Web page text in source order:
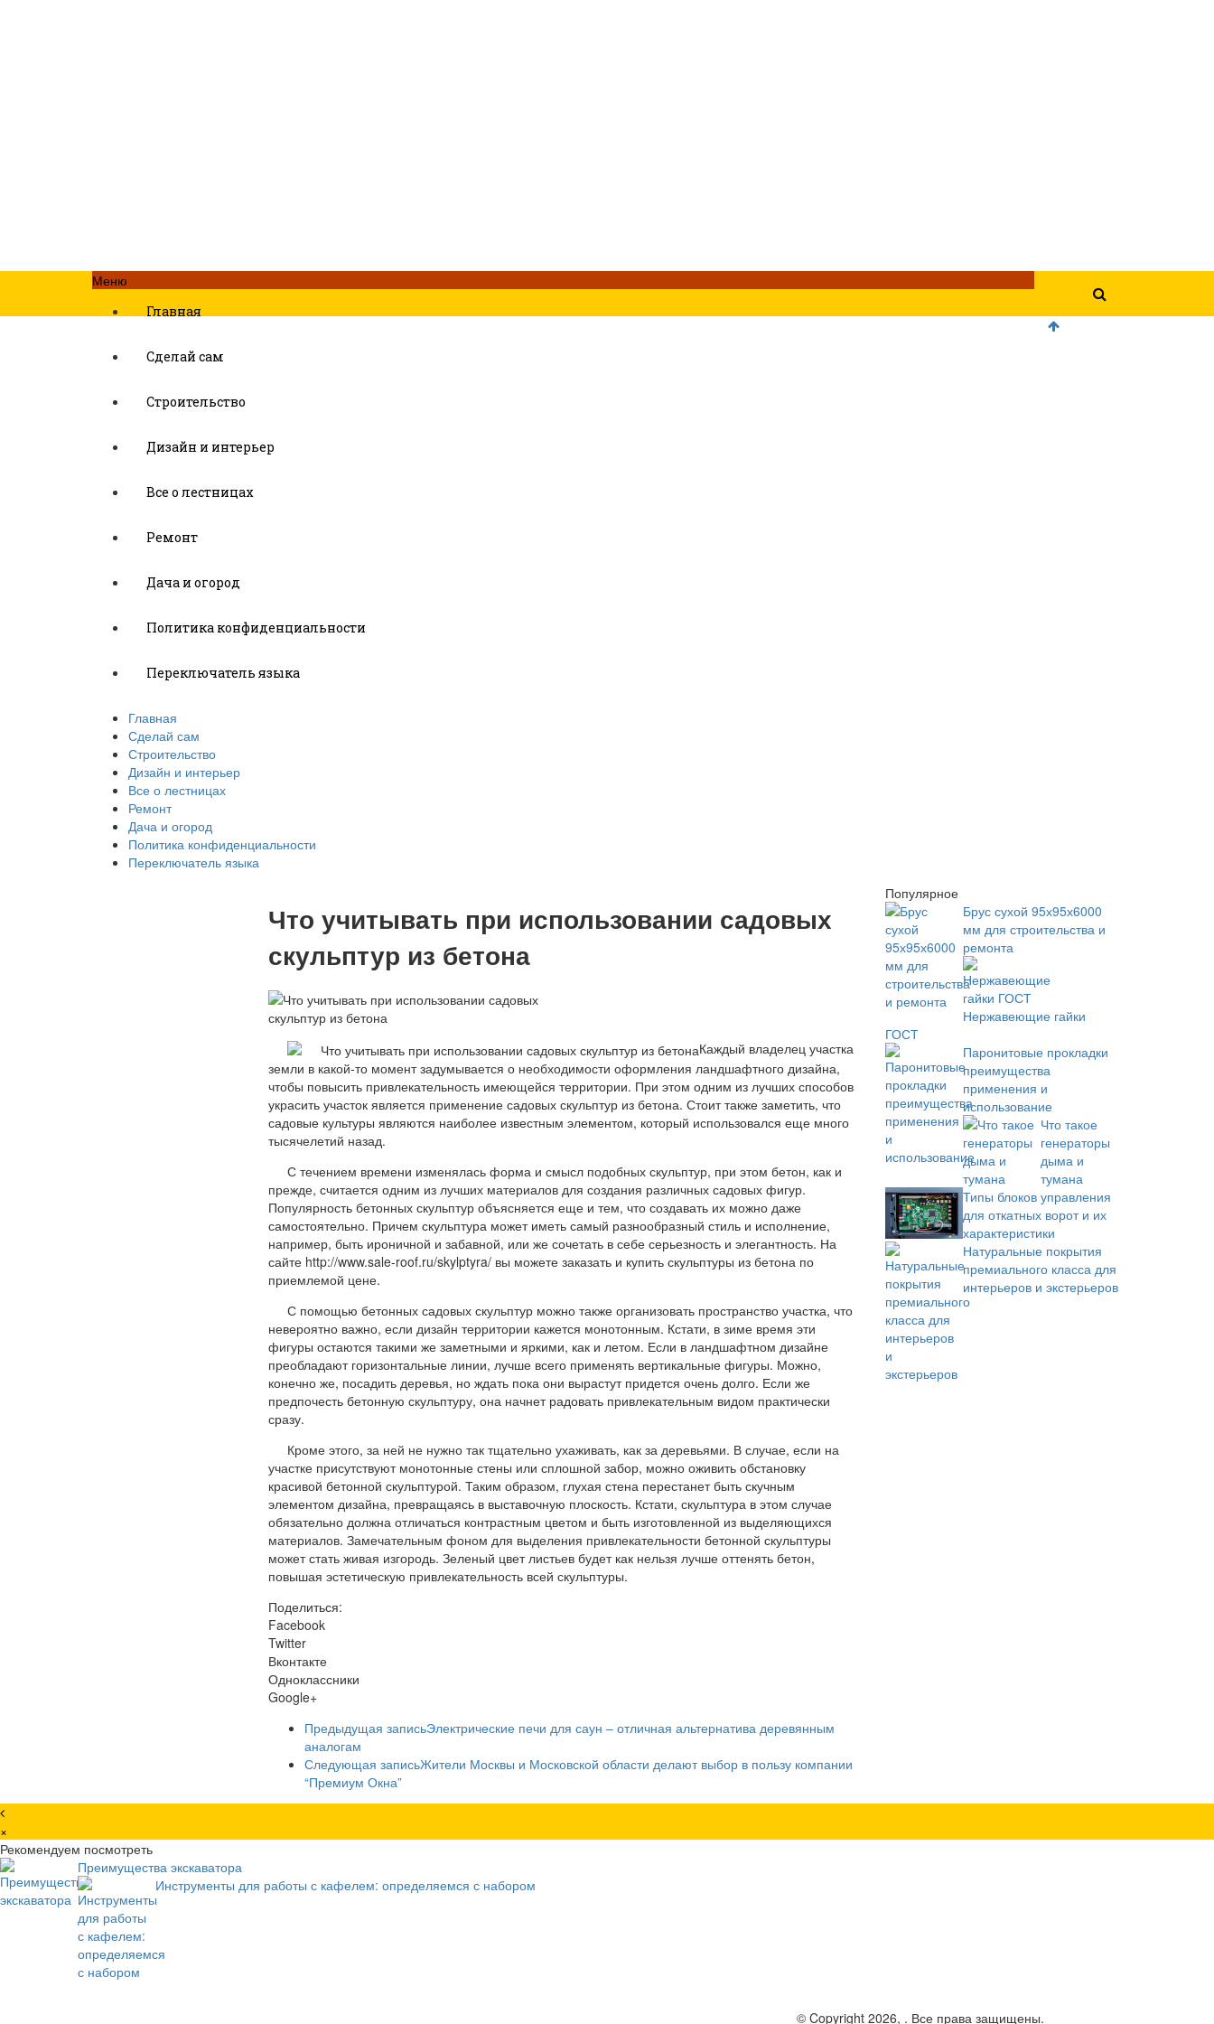
Меню
Главная
Сделай сам
Строительство
Дизайн и интерьер
Все о лестницах
Ремонт
Дача и огород
Политика конфиденциальности
Переключатель языка
Главная
Сделай сам
Строительство
Дизайн и интерьер
Все о лестницах
Ремонт
Дача и огород
Политика конфиденциальности
Переключатель языка
Что учитывать при использовании садовых
скульптур из бетона
Каждый владелец участка
земли в какой-то момент задумывается о необходимости оформления ландшафтного дизайна,
чтобы повысить привлекательность имеющейся территории. При этом одним из лучших способов
украсить участок является применение садовых скульптур из бетона. Стоит также заметить, что
садовые культуры являются наиболее известным элементом, который использовался еще много
тысячелетий назад.
С течением времени изменялась форма и смысл подобных скульптур, при этом бетон, как и
прежде, считается одним из лучших материалов для создания различных садовых фигур.
Популярность бетонных скульптур объясняется еще и тем, что создавать их можно даже
самостоятельно. Причем скульптура может иметь самый разнообразный стиль и исполнение,
например, быть ироничной и забавной, или же сочетать в себе серьезность и элегантность. На
сайте http://www.sale-roof.ru/skylptyra/ вы можете заказать и купить скульптуры из бетона по
приемлемой цене.
С помощью бетонных садовых скульптур можно также организовать пространство участка, что
невероятно важно, если дизайн территории кажется монотонным. Кстати, в зиме время эти
фигуры остаются такими же заметными и яркими, как и летом. Если в ландшафтном дизайне
преобладают горизонтальные линии, лучше всего применять вертикальные фигуры. Можно,
конечно же, посадить деревья, но ждать пока они вырастут придется очень долго. Если же
предпочесть бетонную скульптуру, она начнет радовать привлекательным видом практически
сразу.
Кроме этого, за ней не нужно так тщательно ухаживать, как за деревьями. В случае, если на
участке присутствуют монотонные стены или сплошной забор, можно оживить обстановку
красивой бетонной скульптурой. Таким образом, глухая стена перестанет быть скучным
элементом дизайна, превращаясь в выставочную плоскость. Кстати, скульптура в этом случае
обязательно должна отличаться контрастным цветом и быть изготовленной из выделяющихся
материалов. Замечательным фоном для выделения привлекательности бетонной скульптуры
может стать живая изгородь. Зеленый цвет листьев будет как нельзя лучше оттенять бетон,
повышая эстетическую привлекательность всей скульптуры.
Поделиться:
Facebook
Twitter
Вконтакте
Одноклассники
Google+
Предыдущая записьЭлектрические печи для саун – отличная альтернатива деревянным
аналогам
Следующая записьЖители Москвы и Московской области делают выбор в пользу компании
“Премиум Окна”
Популярное
Брус сухой 95х95х6000
мм для строительства и
ремонта
Нержавеющие гайки
ГОСТ
Паронитовые прокладки
преимущества
применения и
использование
Что такое
генераторы
дыма и
тумана
Типы блоков управления
для откатных ворот и их
характеристики
Натуральные покрытия
премиального класса для
интерьеров и экстерьеров
×
Рекомендуем посмотреть
Преимущества экскаватора
Инструменты для работы с кафелем: определяемся с набором
© Copyright 2026, . Все права защищены.